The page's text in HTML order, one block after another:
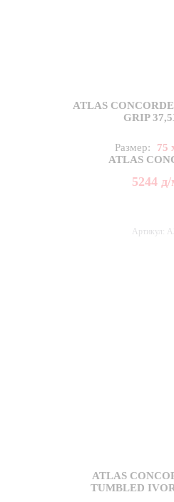
ATLAS
GRIP
Размер:
75
ATLAS
5244д/
Артикул:
ATLAS
TUMBLED